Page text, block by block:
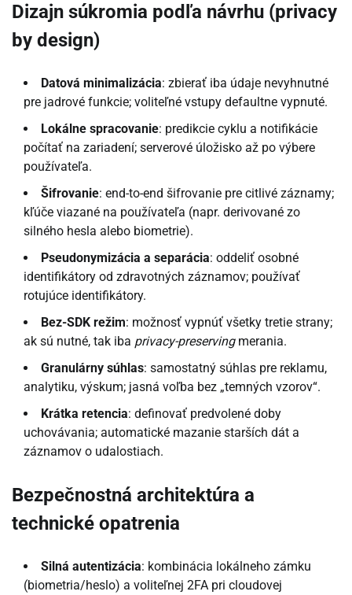
Dizajn súkromia podľa návrhu (privacy
by design)
Datová minimalizácia: zbierať iba údaje nevyhnutné
pre jadrové funkcie; voliteľné vstupy defaultne vypnuté.
Lokálne spracovanie: predikcie cyklu a notifikácie
počítať na zariadení; serverové úložisko až po výbere
používateľa.
Šifrovanie: end-to-end šifrovanie pre citlivé záznamy;
kľúče viazané na používateľa (napr. derivované zo
silného hesla alebo biometrie).
Pseudonymizácia a separácia: oddeliť osobné
identifikátory od zdravotných záznamov; používať
rotujúce identifikátory.
Bez-SDK režim: možnosť vypnúť všetky tretie strany;
ak sú nutné, tak iba privacy-preservingmerania.
Granulárny súhlas: samostatný súhlas pre reklamu,
analytiku, výskum; jasná voľba bez „temných vzorov“.
Krátka retencia: definovať predvolené doby
uchovávania; automatické mazanie starších dát a
záznamov o udalostiach.
Bezpečnostná architektúra a
technické opatrenia
Silná autentizácia: kombinácia lokálneho zámku
(biometria/heslo) a voliteľnej 2FA pri cloudovej